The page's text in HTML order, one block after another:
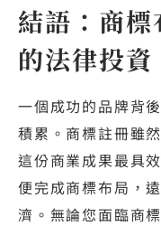
結語：商
的法律投資
一個成功的品牌背
積累。商標註冊雖
這份商業成果最具
便完成商標布局，
濟。無論您面臨商